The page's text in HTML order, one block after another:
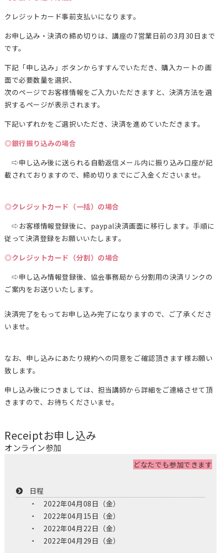
クレジットカード事前支払いになります。
お申し込み・決済の締め切りは、講座の7営業日前の3月30日まで
です。
下記「申し込み」ボタンからすすんでいただき、購入カートの画
面で必要数量を選択、
次のページでお客様情報をご入力いただきますと、決済方法を選
択するページが表示されます。
下記いずれかをご選択いただき、決済を進めていただきます。
◎銀行振り込みの場合
⇨申し込み後に送られる自動返信メール内に振り込み口座が記
載されておりますので、締め切りまでにご入金くださいませ。
◎クレジットカード（一括）の場合
⇨お客様情報登録後に、paypal決済画面に移行します。手順に
従って決済登録をお願いいたします。
◎クレジットカード（分割）の場合
⇨申し込み情報登録後、協会事務局から分割用の決済リンクの
ご案内をお送りいたします。
決済完了をもってお申し込み完了になりますので、ご了承くださ
いませ。
なお、申し込みにあたり規約への同意をご確認頂きます様お願い
致します。
申し込み後につきましては、担当講師から詳細をご連絡させて頂
きますので、お待ちくださいませ。
Receiptお申し込み
オンライン参加
どなたでも参加できます
日程
2022年04月08日（金）
2022年04月15日（金）
2022年04月22日（金）
2022年04月29日（金）